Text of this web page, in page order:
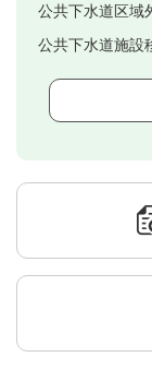
公共下水道区域
公共下水道施設